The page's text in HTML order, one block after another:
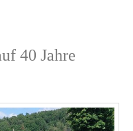
40 Jahre